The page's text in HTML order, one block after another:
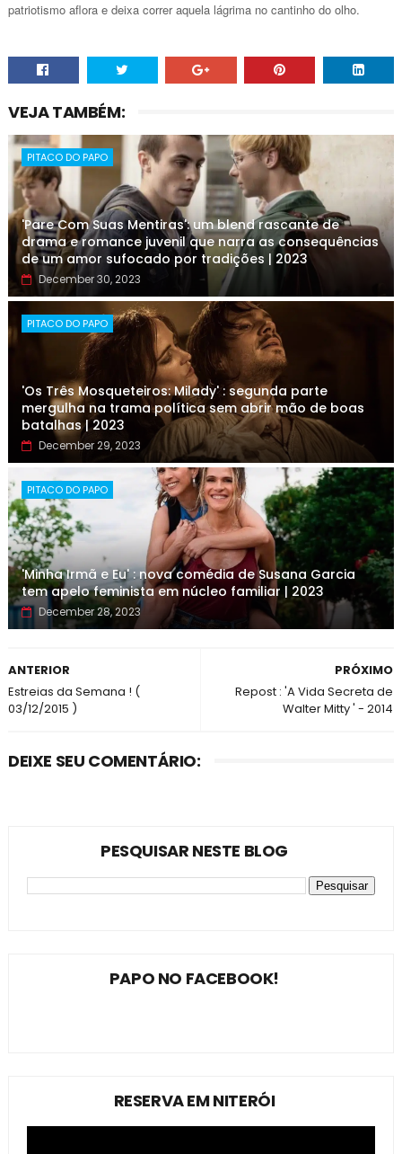
patriotismo aflora e deixa correr aquela lágrima no cantinho do olho.
VEJA TAMBÉM:
PITACO DO PAPO
'Pare Com Suas Mentiras': um blend rascante de
drama e romance juvenil que narra as consequências
de um amor sufocado por tradições | 2023
December 30, 2023
PITACO DO PAPO
'Os Três Mosqueteiros: Milady' : segunda parte
mergulha na trama política sem abrir mão de boas
batalhas | 2023
December 29, 2023
PITACO DO PAPO
'Minha Irmã e Eu' : nova comédia de Susana Garcia
tem apelo feminista em núcleo familiar | 2023
December 28, 2023
PRÓXIMO
Repost : 'A Vida Secreta de
Walter Mitty ' - 2014
ANTERIOR
Estreias da Semana ! (
03/12/2015 )
DEIXE SEU COMENTÁRIO:
PESQUISAR NESTE BLOG
PAPO NO FACEBOOK!
RESERVA EM NITERÓI